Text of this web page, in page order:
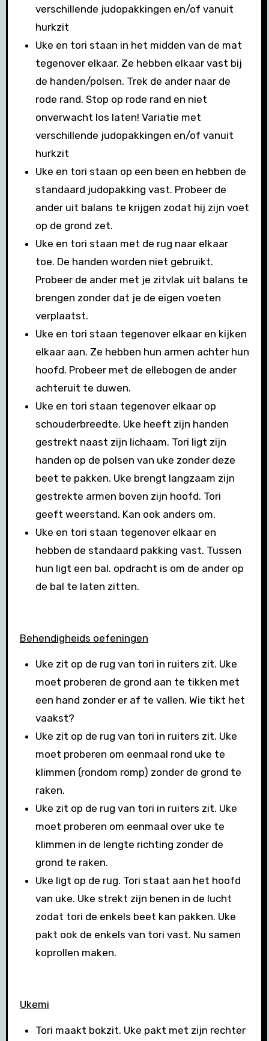
verschillende judopakkingen en/of vanuit
hurkzit
Uke en tori staan in het midden van de mat
tegenover elkaar. Ze hebben elkaar vast bij
de handen/polsen. Trek de ander naar de
rode rand. Stop op rode rand en niet
onverwacht los laten! Variatie met
verschillende judopakkingen en/of vanuit
hurkzit
Uke en tori staan op een been en hebben de
standaard judopakking vast. Probeer de
ander uit balans te krijgen zodat hij zijn voet
op de grond zet.
Uke en tori staan met de rug naar elkaar
toe. De handen worden niet gebruikt.
Probeer de ander met je zitvlak uit balans te
brengen zonder dat je de eigen voeten
verplaatst.
Uke en tori staan tegenover elkaar en kijken
elkaar aan. Ze hebben hun armen achter hun
hoofd. Probeer met de ellebogen de ander
achteruit te duwen.
Uke en tori staan tegenover elkaar op
schouderbreedte. Uke heeft zijn handen
gestrekt naast zijn lichaam. Tori ligt zijn
handen op de polsen van uke zonder deze
beet te pakken. Uke brengt langzaam zijn
gestrekte armen boven zijn hoofd. Tori
geeft weerstand. Kan ook anders om.
Uke en tori staan tegenover elkaar en
hebben de standaard pakking vast. Tussen
hun ligt een bal. opdracht is om de ander op
de bal te laten zitten.
Behendigheids oefeningen
Uke zit op de rug van tori in ruiters zit. Uke
moet proberen de grond aan te tikken met
een hand zonder er af te vallen. Wie tikt het
vaakst?
Uke zit op de rug van tori in ruiters zit. Uke
moet proberen om eenmaal rond uke te
klimmen (rondom romp) zonder de grond te
raken.
Uke zit op de rug van tori in ruiters zit. Uke
moet proberen om eenmaal over uke te
klimmen in de lengte richting zonder de
grond te raken.
Uke ligt op de rug. Tori staat aan het hoofd
van uke. Uke strekt zijn benen in de lucht
zodat tori de enkels beet kan pakken. Uke
pakt ook de enkels van tori vast. Nu samen
koprollen maken.
Ukemi
Tori maakt bokzit. Uke pakt met zijn rechter